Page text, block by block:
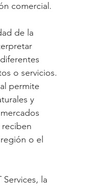
comercial.
de la
o servicios.
permite
y
o el
Services, la